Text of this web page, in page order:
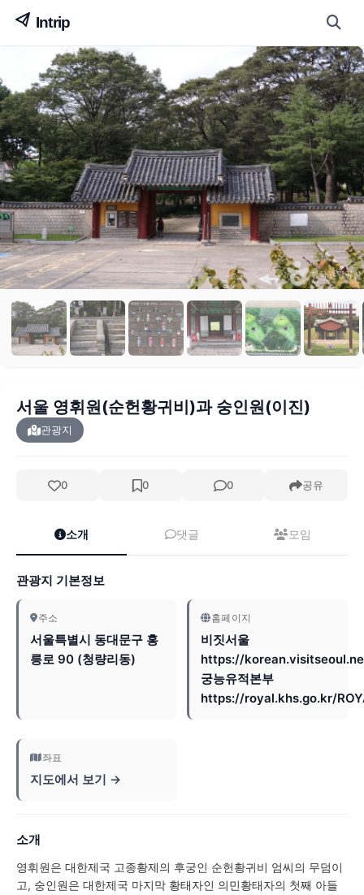
서울 영휘원(순헌황귀비)과 숭인원(이진)
관광지
0 0 0 공유
소개 댓글 모임
관광지 기본정보
주소
서울특별시 동대문구 홍
릉로 90 (청량리동)
홈페이지
비짓서울
https://
궁능유적본부
https://royal.khs.go.kr/
좌표
지도에서 보기 →
소개
영휘원은 대한제국 고종황제의 후궁인 순헌황귀비 엄씨의 무덤이
고, 숭인원은 대한제국 마지막 황태자인 의민황태자의 첫째 아들